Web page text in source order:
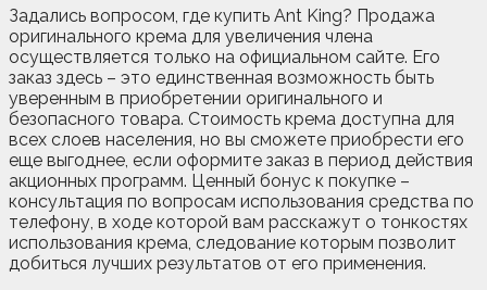
Задались вопросом, где купить Ant King? Продажа
оригинального крема для увеличения члена
осуществляется только на официальном сайте. Его
заказ здесь – это единственная возможность быть
уверенным в приобретении оригинального и
безопасного товара. Стоимость крема доступна для
всех слоев населения, но вы сможете приобрести его
еще выгоднее, если оформите заказ в период действия
акционных программ. Ценный бонус к покупке –
консультация по вопросам использования средства по
телефону, в ходе которой вам расскажут о тонкостях
использования крема, следование которым позволит
добиться лучших результатов от его применения.